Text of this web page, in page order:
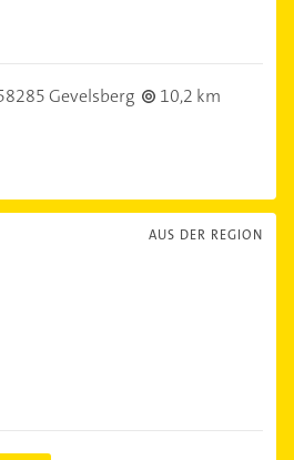
Gevelsberg
10,2 km
AUS DER REGION